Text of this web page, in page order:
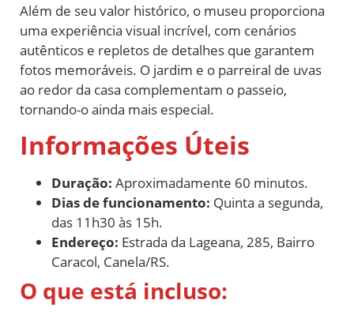
Além de seu valor histórico, o museu proporciona
uma experiência visual incrível, com cenários
autênticos e repletos de detalhes que garantem
fotos memoráveis. O jardim e o parreiral de uvas
ao redor da casa complementam o passeio,
tornando-o ainda mais especial.
Informações Úteis
Duração: Aproximadamente 60 minutos.
Dias de funcionamento: Quinta a segunda,
das 11h30 às 15h.
Endereço: Estrada da Lageana, 285, Bairro
Caracol, Canela/RS.
O que está incluso: